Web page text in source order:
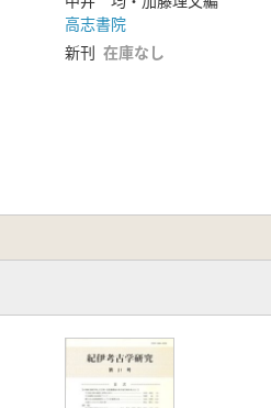
高志書院
新刊 在庫なし